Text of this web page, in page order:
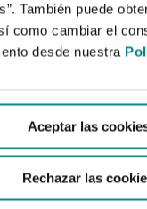
También puede
como cambiar el
desde nuestra
Aceptar las
Rechazar las
y